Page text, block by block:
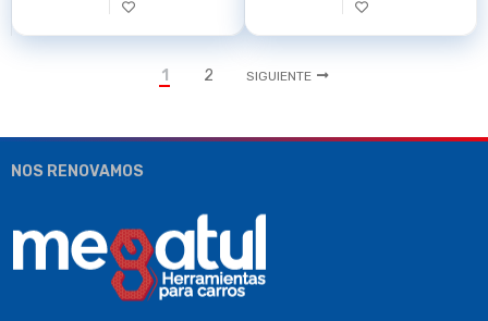
1 2 SIGUIENTE
NOS RENOVAMOS